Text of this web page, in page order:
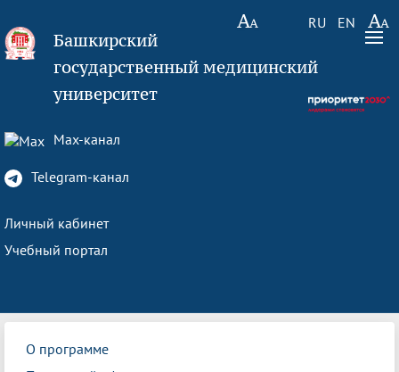
RU EN
Башкирский
государственный медицинский
университет
Max-канал
Telegram-канал
Личный кабинет
Учебный портал
О программе